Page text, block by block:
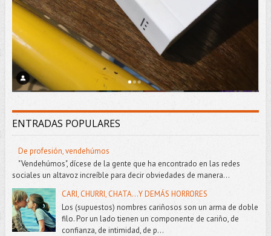
ENTRADAS POPULARES
De profesión, vendehúmos
"Vendehúmos", dícese de la gente que ha encontrado en las redes
sociales un altavoz increíble para decir obviedades de manera...
CARI, CHURRI, CHATA...Y DEMÁS HORRORES
Los (supuestos) nombres cariñosos son un arma de doble
filo. Por un lado tienen un componente de cariño, de
confianza, de intimidad, de p...